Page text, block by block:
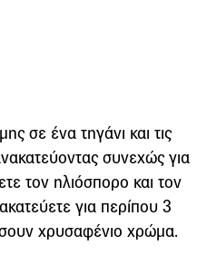
σε ένα τηγάνι και τις
συνεχώς για
τον ηλιόσπορο και τον
για περίπου 3
χρυσαφένιο χρώμα.